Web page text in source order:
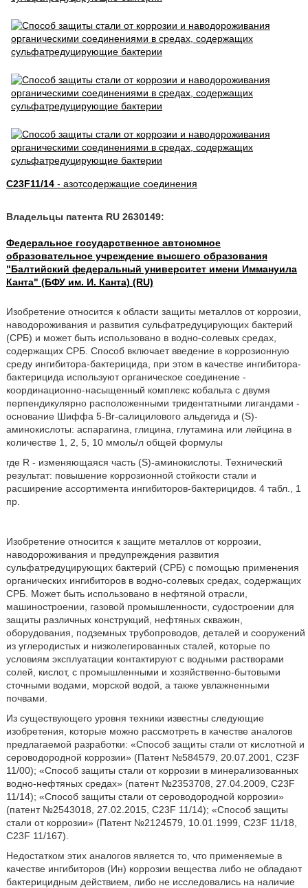
C23F11/14- азотсодержащие соединения
Владельцы патента RU 2630149:
Федеральное государственное автономное
образовательное учреждение высшего образования
"Балтийский федеральный университет имени Иммануила
Канта" (БФУ им. И. Канта) (RU)
Изобретение относится к области защиты металлов от коррозии,
наводороживания и развития сульфатредуцирующих бактерий
(СРБ) и может быть использовано в водно-солевых средах,
содержащих СРБ. Способ включает введение в коррозионную
среду ингибитора-бактерицида, при этом в качестве ингибитора-
бактерицида используют органическое соединение -
координационно-насыщенный комплекс кобальта с двумя
перпендикулярно расположенными тридентатными лигандами -
основание Шиффа 5-Br-салицилового альдегида и (S)-
аминокислоты: аспарагина, глицина, глутамина или лейцина в
количестве 1, 2, 5, 10 ммоль/л общей формулы
где R - изменяющаяся часть (S)-аминокислоты. Технический
результат: повышение коррозионной стойкости стали и
расширение ассортимента ингибиторов-бактерицидов. 4 табл., 1
пр.
Изобретение относится к защите металлов от коррозии,
наводороживания и предупреждения развития
сульфатредуцирующих бактерий (СРБ) с помощью применения
органических ингибиторов в водно-солевых средах, содержащих
СРБ. Может быть использовано в нефтяной отрасли,
машиностроении, газовой промышленности, судостроении для
защиты различных конструкций, нефтяных скважин,
оборудования, подземных трубопроводов, деталей и сооружений
из углеродистых и низколегированных сталей, которые по
условиям эксплуатации контактируют с водными растворами
солей, кислот, с промышленными и хозяйственно-бытовыми
сточными водами, морской водой, а также увлажненными
почвами.
Из существующего уровня техники известны следующие
изобретения, которые можно рассмотреть в качестве аналогов
предлагаемой разработки: «Способ защиты стали от кислотной и
сероводородной коррозии» (Патент №584579, 20.07.2001, C23F
11/00); «Способ защиты стали от коррозии в минерализованных
водно-нефтяных средах» (патент №2353708, 27.04.2009, C23F
11/14); «Способ защиты стали от сероводородной коррозии»
(патент №2543018, 27.02.2015, C23F 11/14); «Способ защиты
стали от коррозии» (Патент №2124579, 10.01.1999, C23F 11/18,
C23F 11/167).
Недостатком этих аналогов является то, что применяемые в
качестве ингибиторов (Ин) коррозии вещества либо не обладают
бактерицидным действием, либо не исследовались на наличие